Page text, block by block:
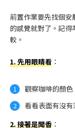
前置作業要先找個
的感覺就對了。記
較。
1. 先用眼睛看 ：
觀察咖啡的顏
看看表面有沒
2. 接著是聞香 ：